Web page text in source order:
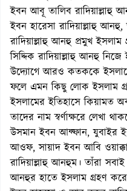
ইবন আবূ তালিব রাদিয়াল্লাহু
ইবন হারেসা রাদিয়াল্লাহু
রাদিয়াল্লাহু আনহু প্রমুখ
সিদ্দিক রাদিয়াল্লাহু আনহু
উদ্যোগে আরও কতককে
ফলে এমন কিছু লোক ইসলাম
ইসলামের ইতিহাসে কিয়ামত
তাদের নাম স্বর্ণাক্ষরে লেখা
উসমান ইবন আফ্ফান, যুবাইর
আওফ, সায়াদ ইবন আবি
রাদিয়াল্লাহু আনহুম। তাঁরা
আনহুর হাতে ইসলাম গ্রহণ